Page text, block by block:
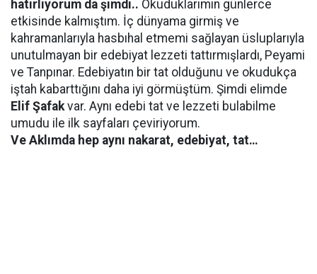
hatırlıyorum da şimdi.. Okuduklarımın günlerce
etkisinde kalmıştım. İç dünyama girmiş ve
kahramanlarıyla hasbıhal etmemi sağlayan üsluplarıyla
unutulmayan bir edebiyat lezzeti tattırmışlardı, Peyami
ve Tanpınar. Edebiyatın bir tat olduğunu ve okudukça
iştah kabarttığını daha iyi görmüştüm. Şimdi elimde
Elif Şafakvar. Aynı edebi tat ve lezzeti bulabilme
umudu ile ilk sayfaları çeviriyorum.
Ve Aklımda hep aynı nakarat, edebiyat, tat…